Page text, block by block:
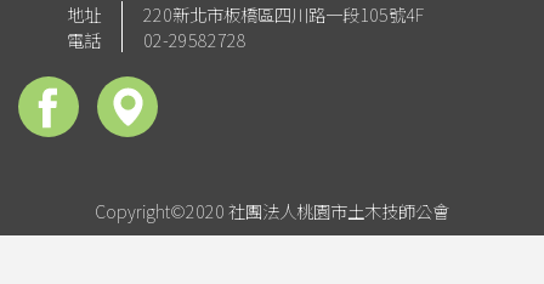
地址
220新北市板橋區四川路一段105號4F
電話
02-29582728
Copyright©2020 社團法人桃園市土木技師公會